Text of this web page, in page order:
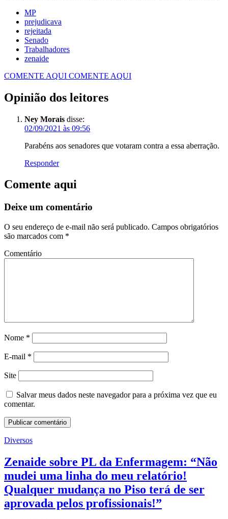
MP
prejudicava
rejeitada
Senado
Trabalhadores
zenaide
COMENTE AQUI COMENTE AQUI
Opinião dos leitores
Ney Morais disse:
02/09/2021 às 09:56
Parabéns aos senadores que votaram contra a essa aberração.
Responder
Comente aqui
Deixe um comentário
O seu endereço de e-mail não será publicado. Campos obrigatórios
são marcados com *
Comentário
Nome *
E-mail *
Site
Salvar meus dados neste navegador para a próxima vez que eu
comentar.
Diversos
Zenaide sobre PL da Enfermagem: “Não
mudei uma linha do meu relatório!
Qualquer mudança no Piso terá de ser
aprovada pelos profissionais!”